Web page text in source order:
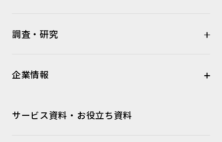
調査・研究
企業情報
サービス資料・お役立ち資料